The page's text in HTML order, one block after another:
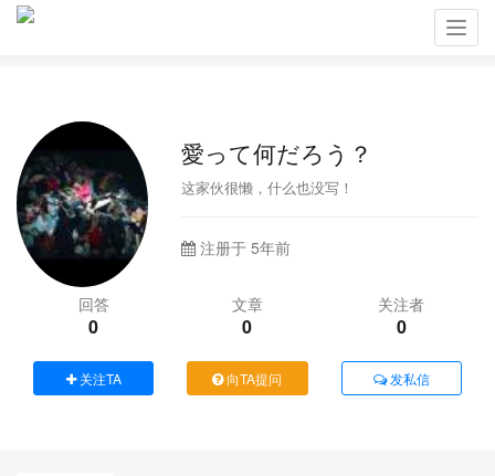
愛って何だろう？
这家伙很懒，什么也没写！
注册于 5年前
回答
0
文章
0
关注者
0
关注TA 向TA提问 发私信